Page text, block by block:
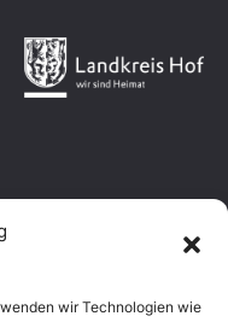
wir Technologien wie